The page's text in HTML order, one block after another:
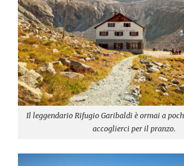
Il leggendario Rifugio Garibaldi è ormai a
accoglierci per il pranzo.